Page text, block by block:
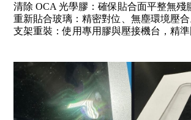
清除 OCA 光學膠：確保貼合面平整無殘
重新貼合玻璃：精密對位、無塵環境壓合
支架重裝：使用專用膠與壓接機台，精準